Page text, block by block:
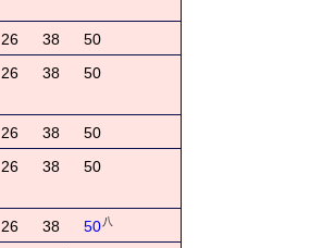
26 38 50
26 38 50
26 38 50
26 38 50
26 38 50 八